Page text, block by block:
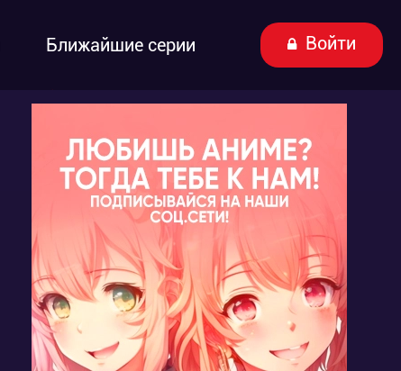
Ближайшие серии Войти